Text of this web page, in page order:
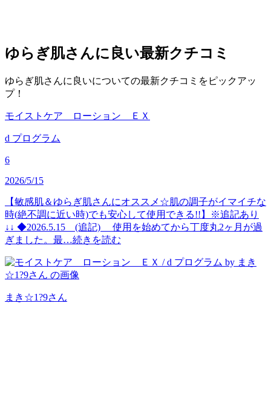
ゆらぎ肌さんに良い最新クチコミ
ゆらぎ肌さんに良いについての最新クチコミをピックアッ
プ！
モイストケア ローション ＥＸ
d プログラム
6
2026/5/15
【敏感肌＆ゆらぎ肌さんにオススメ☆肌の調子がイマイチな
時(絶不調に近い時)でも安心して使用できる!!】※追記あり
↓↓ ◆2026.5.15 (追記) 使用を始めてから丁度丸2ヶ月が過
ぎました。最…続きを読む
まき☆1?9さん